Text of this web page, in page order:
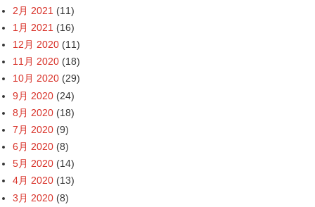
2月 2021 (11)
1月 2021 (16)
12月 2020 (11)
11月 2020 (18)
10月 2020 (29)
9月 2020 (24)
8月 2020 (18)
7月 2020 (9)
6月 2020 (8)
5月 2020 (14)
4月 2020 (13)
3月 2020 (8)